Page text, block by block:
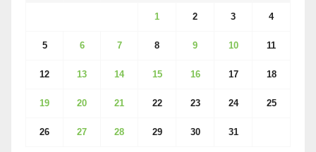
1 2 3 4
5 6 7 8 9 10 11
12 13 14 15 16 17 18
19 20 21 22 23 24 25
26 27 28 29 30 31